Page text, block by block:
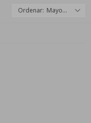
Mayor descuento